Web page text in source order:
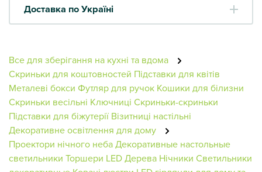
Доставка по Україні
Все для зберігання на кухні та вдома
Скриньки для коштовностей Підставки для квітів
Металеві бокси Футляр для ручок Кошики для білизни
Скриньки весільні Ключниці Скриньки-скриньки
Підставки для біжутерії Візитниці настільні
Декоративне освітлення для дому
Проектори нічного небаДекоративные настольные
светильники Торшери LED Дерева Нічники Светильники